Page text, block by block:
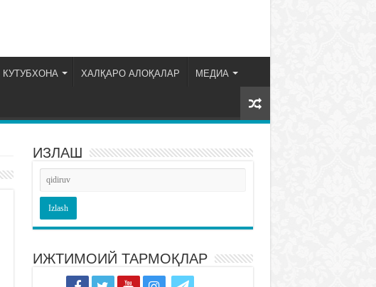
КУТУБХОНА ХАЛҚАРО АЛОҚАЛАР МЕДИА
ИЗЛАШ
ИЖТИМОИЙ ТАРМОҚЛАР